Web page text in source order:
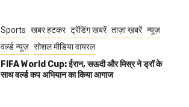
Sports खबर हटकर ट्रेंडिंग खबरें ताज़ा ख़बरें न्यूज़
वर्ल्ड न्यूज़ सोशल मीडिया वायरल
FIFA World Cup: ईरान, सऊदी और मिस्र ने ड्रॉ के
साथ वर्ल्ड कप अभियान का किया आगाज